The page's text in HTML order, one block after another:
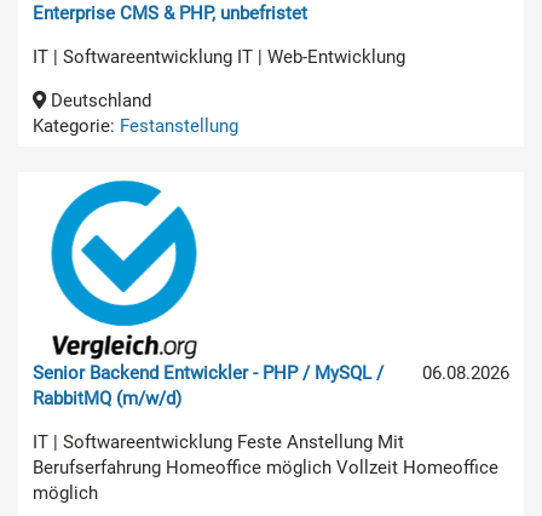
Enterprise CMS & PHP, unbefristet
IT | Softwareentwicklung IT | Web-Entwicklung
Deutschland
Kategorie: Festanstellung
06.08.2026
Senior Backend Entwickler - PHP / MySQL /
RabbitMQ (m/w/d)
IT | Softwareentwicklung Feste Anstellung Mit
Berufserfahrung Homeoffice möglich Vollzeit Homeoffice
möglich